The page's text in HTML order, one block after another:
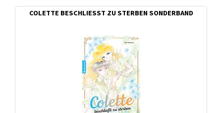
COLETTE BESCHLIESST ZU STERBEN SONDERBAND